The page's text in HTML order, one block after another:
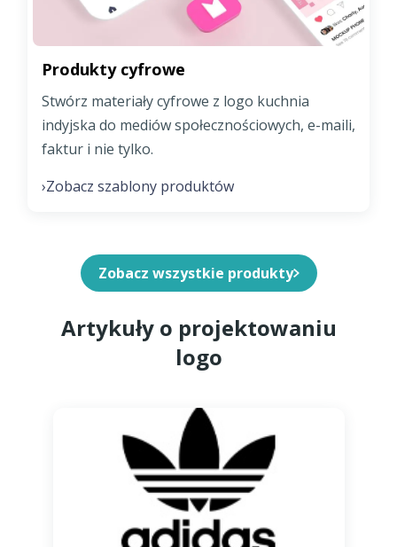
Produkty cyfrowe
Stwórz materiały cyfrowe z logo kuchnia
indyjska do mediów społecznościowych, e-maili,
faktur i nie tylko.
›Zobacz szablony produktów
Zobacz wszystkie produkty
Artykuły o projektowaniu
logo